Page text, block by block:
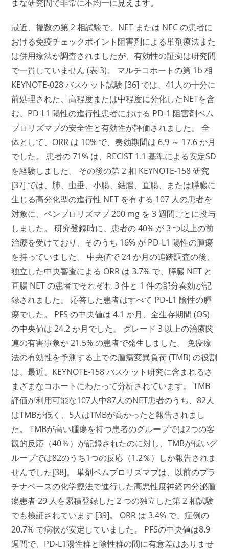
まな研究間で非常に不均一に見えます。
最近、複数の第 2 相試験で、NET または NEC の患者に
おける免疫チェックポイント阻害剤による単剤療法また
は併用療法が調査されましたが、有効性の証拠は研究間
で一貫していません (表 3)。 マルチコホートの第 1b 相
KEYNOTE-028 バスケット試験 [36] では、41人の十分に
前処理された、高程度または中程度に分化したNETを含
む、PD-L1 陽性の進行性患者における PD-1 阻害剤ペム
ブロリズマブの安全性と有効性が評価されました。 全
体として、ORR は 10% で、奏効期間は 6.9 ～ 17.6 か月
でした。 患者の 71% は、RECIST 1.1 基準による安定SD
を経験しました。 その後の第 2 相 KEYNOTE-158 研究
[37] では、肺、虫垂、小腸、結腸、直腸、または膵臓に
生じる高分化型の進行性 NET を有する 107 人の患者を
対象に、ペンブロリズマブ 200 mg を 3 週間ごとに投与
しました。 研究登録時に、患者の 40% が 3 つ以上の前
治療を受けており、そのうち 16% が PD-L1 陽性の腫瘍
を持っていました。 中央値で 24 か月の追跡調査の後、
独立した中央審査による ORR は 3.7% で、膵臓 NET と
直腸 NET の患者でそれぞれ 3 件と 1 件の部分奏効が記
録されました。 応答した患者はすべて PD-L1 陰性の腫
瘍でした。 PFS の中央値は 4.1 か月、全生存期間 (OS)
の中央値は 24.2 か月でした。 グレード 3 以上の治療関
連の有害事象が 21.5% の患者で発生しました。 免疫療
法の有効性を予測する上での腫瘍変異負荷 (TMB) の役割
は、最近、KEYNOTE-158 バスケット研究に含まれるさ
まざまなコホートにわたって分析されています。 TMB
評価が利用可能な107人中87人のNET患者のうち、82人
はTMBが低く、5人はTMBが高かったと報告されまし
た。 TMBが高い腫瘍を持つ患者のグループでは2つの客
観的反応（40％）が記録されたのに対し、TMBが低いグ
ループでは82のうち1つの反応（1.2％）しか報告されま
せんでした[38]。 単剤ペムブロリズマブは、以前のプラ
チナベースの化学療法で進行した高悪性度神経内分泌腫
瘍患者 29 人を累積登録した 2 つの独立した第 2 相試験
でも検証されています [39]。 ORR は 3.4% で、症例の
20.7% で病状が安定していました。 PFSの中央値は8.9
週間で、PD-L1陽性群と陰性群の間に有意差はありませ